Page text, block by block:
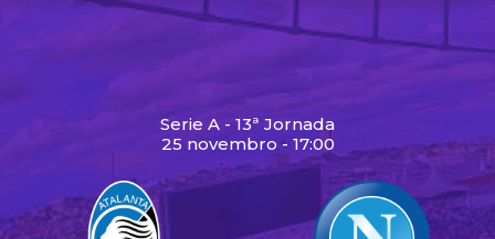
Serie A - 13ª Jornada
25 novembro - 17:00